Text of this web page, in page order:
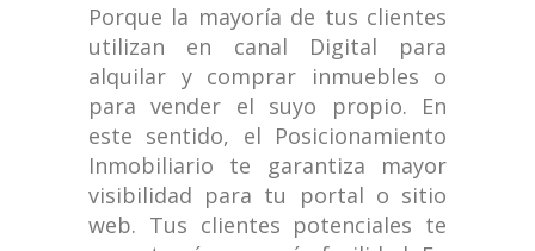
Porque la mayoría de tus clientes
utilizan en canal Digital para
alquilar y comprar inmuebles o
para vender el suyo propio. En
este sentido, el Posicionamiento
Inmobiliario te garantiza mayor
visibilidad para tu portal o sitio
web. Tus clientes potenciales te